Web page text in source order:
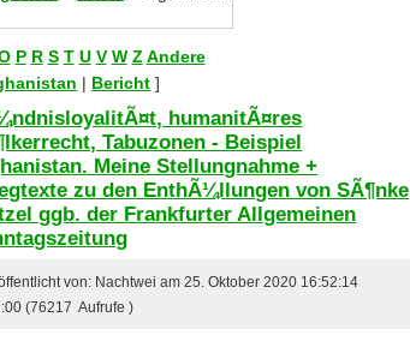
P R S T U V W Z Andere
| Bericht ]
humanitÃ¤res
Tabuzonen - Beispiel
Meine Stellungnahme +
zu den EnthÃ¼llungen von SÃ¶nke
ggb. der Frankfurter Allgemeinen
von: Nachtwei am 25. Oktober 2020 16:52:14
(76217 Aufrufe )